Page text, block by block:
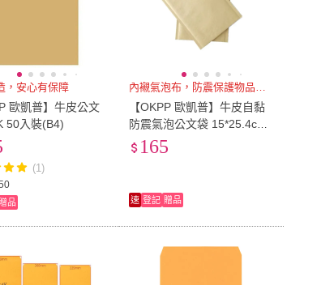
，安心有保障
歐凱普】牛皮公文
50入裝(B4)
(1)
品
內襯氣泡布，防震保護物品效果佳
【OKPP 歐凱普】牛皮自黏
防震氣泡公文袋 15*25.4cm
10入裝
165
速 登記 贈品